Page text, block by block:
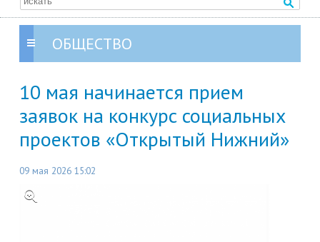
ОБЩЕСТВО
10 мая начинается прием
заявок на конкурс социальных
проектов «Открытый Нижний»
09 мая 2026 15:02